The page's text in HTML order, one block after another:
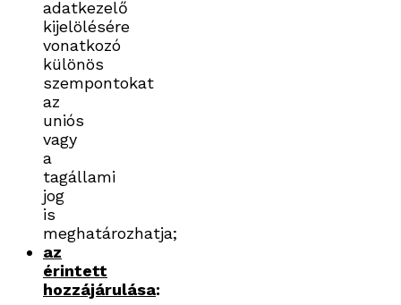
adatkezelő
kijelölésére
vonatkozó
különös
szempontokat
az
uniós
vagy
a
tagállami
jog
is
meghatározhatja;
az
érintett
hozzájárulása: